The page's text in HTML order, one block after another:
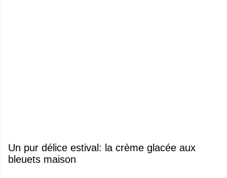
Un pur délice estival: la crème glacée aux
bleuets maison